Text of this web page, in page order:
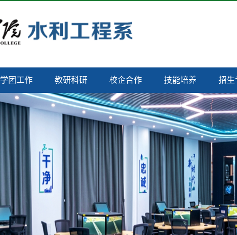
学团工作 教研科研 校企合作 技能培养 招生